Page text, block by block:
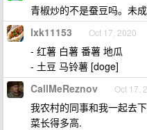
青椒炒的不是蚕豆吗。未
lxk11153 Oct 17, 2020
- 红薯 白薯 番薯 地瓜
- 土豆 马铃薯 [doge]
CallMeReznov Oct 17,
我农村的同事和我一起去
菜长得多高.